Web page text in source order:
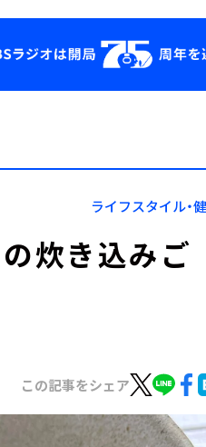
YouTube
会社情報
ライフスタイル・
炊き込みご
この記事をシェア